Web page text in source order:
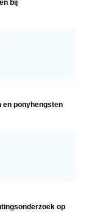
bij
en ponyhengsten
op